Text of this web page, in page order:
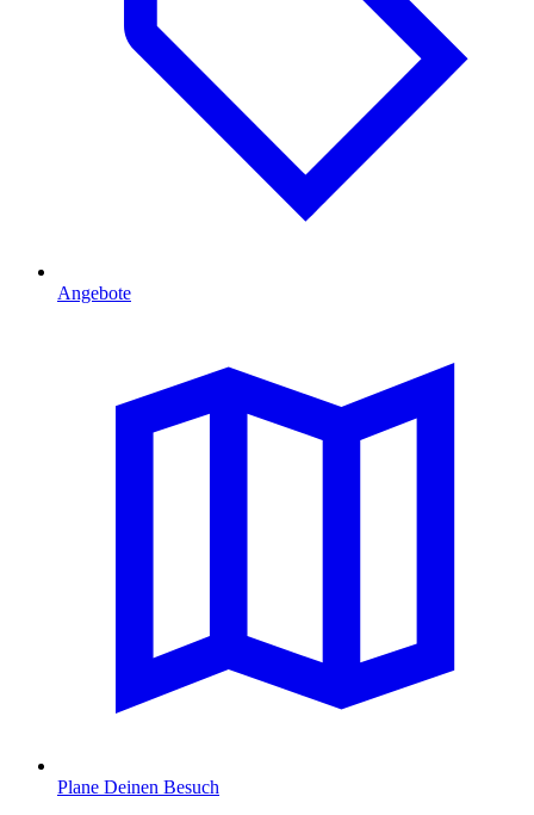
Angebote
Plane Deinen Besuch